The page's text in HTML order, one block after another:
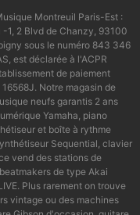
Montreuil Paris-Est :
1, 2 Blvd de Chanzy, 93100
sous le numéro 843 346
est déclarée à l'ACPR
de paiement
16568J. Notre magasin de
neufs garantis 2 ans
Yamaha, piano
et boîte à rythme
Sequential, clavier
vend des stations de
de type Akai
Plus rarement on trouve
vintage ou des machines